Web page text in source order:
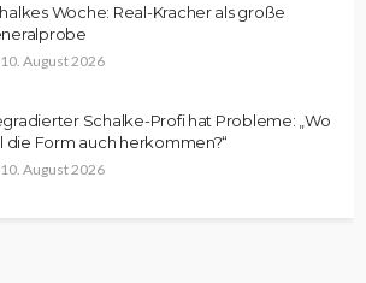
Woche: Real-Kracher als große
10. August 2026
Schalke-Profi hat Probleme: „Wo
die Form auch herkommen?“
10. August 2026